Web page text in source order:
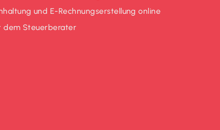
und E-Rechnungserstellung online
dem Steuerberater